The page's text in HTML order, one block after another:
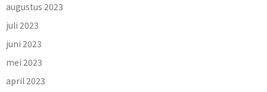
augustus 2023
juli 2023
juni 2023
mei 2023
april 2023